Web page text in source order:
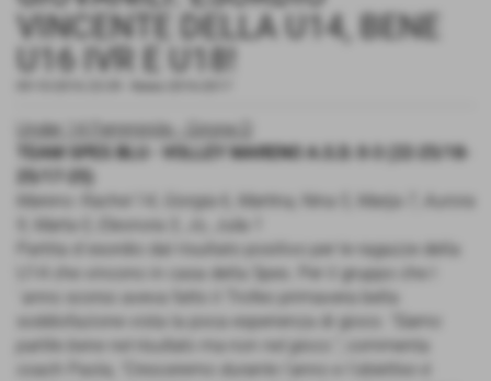
VINCENTE DELLA U14, BENE
U16 IVR E U18!
Under 14 Femminile - Girone D
TEAM SPES BLU - VOLLEY MARENO A.S.D. 0-3 (22-25/18-
Mareno: Rachel 14, Giorgia 6, Martina, Nina 5, Marija 7, Aurora
9, Marta 0, Eleonora 3, Jo, Julia 1
Partita d´esordio dal risultato positivo per le ragazze della
U14 che vincono in casa della Spes. Per il gruppo che l
´anno scorso aveva fatto il Trofeo primavera bella
soddisfazione vista la poca esperienza di gioco.
"Siamo
partite bene nel risultato ma non nel gioco."
, commenta
coach Paola,
"Cresceremo durante l´anno e l´obiettivo è